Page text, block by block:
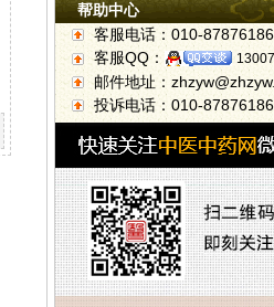
帮助中心
客服电话：010-87876186
客服QQ：
邮件地址：
投诉电话：010-87876186